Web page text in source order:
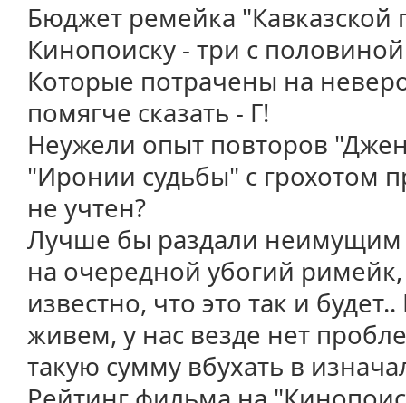
Бюджет ремейка
Кинопоиску - три с
Которые потрачены на
помягче сказать - Г!
Неужели опыт повторов
"Иронии судьбы" с грохотом
не учтен?
Лучше бы раздали неимущим
на очередной убогий
известно, что это так и
живем, у нас везде нет
такую сумму вбухать в